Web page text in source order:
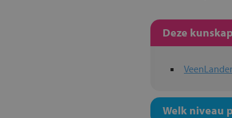
Deze
Welk niveau